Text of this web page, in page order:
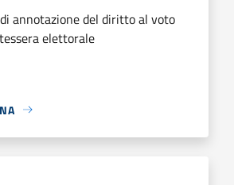
annotazione del diritto al voto
elettorale